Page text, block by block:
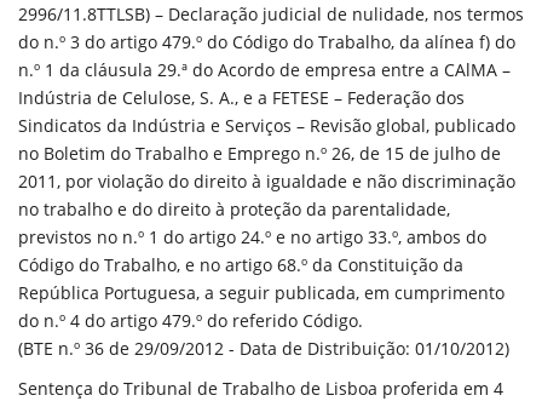
2996/11.8TTLSB) – Declaração judicial de nulidade, nos termos
do n.º 3 do artigo 479.º do Código do Trabalho, da alínea f) do
n.º 1 da cláusula 29.ª do Acordo de empresa entre a CAlMA –
Indústria de Celulose, S. A., e a FETESE – Federação dos
Sindicatos da Indústria e Serviços – Revisão global, publicado
no Boletim do Trabalho e Emprego n.º 26, de 15 de julho de
2011, por violação do direito à igualdade e não discriminação
no trabalho e do direito à proteção da parentalidade,
previstos no n.º 1 do artigo 24.º e no artigo 33.º, ambos do
Código do Trabalho, e no artigo 68.º da Constituição da
República Portuguesa, a seguir publicada, em cumprimento
do n.º 4 do artigo 479.º do referido Código.
(BTE n.º 36 de 29/09/2012 - Data de Distribuição: 01/10/2012)
Sentença do Tribunal de Trabalho de Lisboa proferida em 4